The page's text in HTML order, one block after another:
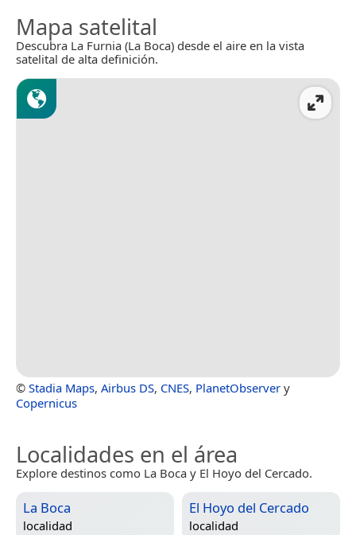
Mapa satelital
Descubra La Furnia (La Boca) desde el aire en la vista
satelital de alta definición.
© Stadia Maps, Airbus DS, CNES, PlanetObserver y
Copernicus
Localidades en el área
Explore destinos como La Boca y El Hoyo del Cercado.
La Boca
localidad
El Hoyo del Cercado
localidad